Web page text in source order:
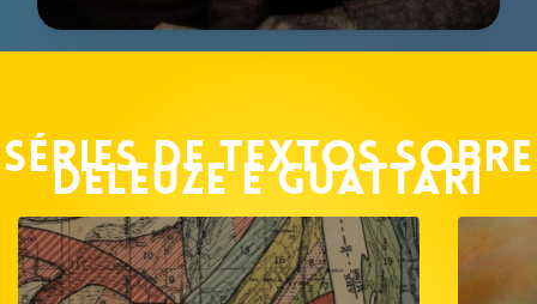
Séries de textos sobre
Deleuze e Guattari